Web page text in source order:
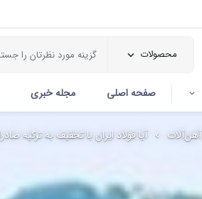
محصولات
صفحه اصلی مجله خبری
آهن‌آلات آیا فولاد ایران با تخفیف به ترکیه